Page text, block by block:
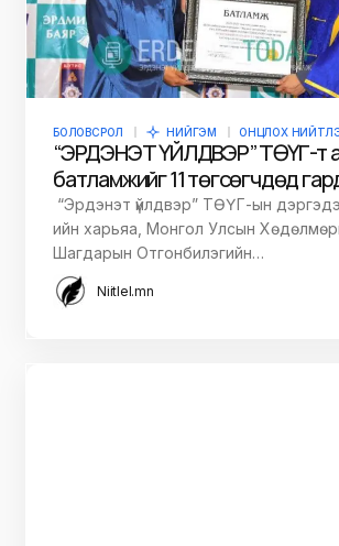
БОЛОВСРОЛ НИЙГЭМ ОНЦЛОХ
“ЭРДЭНЭТ ҮЙЛДВЭР” ТӨҮГ-т
батламжийг 11 төгсөгчдөд
“Эрдэнэт үйлдвэр” ТӨҮГ-ын
ийн харьяа, Монгол Улсын
Шагдарын Отгонбилэгийн…
Niitlel.mn